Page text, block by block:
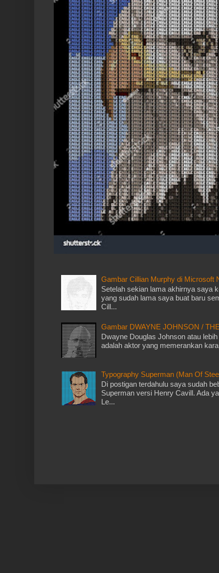
Gambar Cillian Murphy di Microsoft
Setelah sekian lama akhirnya saya
yang sudah lama saya buat baru
Cill...
Gambar DWAYNE JOHNSON /
Dwayne Douglas Johnson atau
adalah aktor yang memerankan
Typography Superman (Man Of
Di postigan terdahulu saya sudah
Superman versi Henry Cavill. Ada
Le...